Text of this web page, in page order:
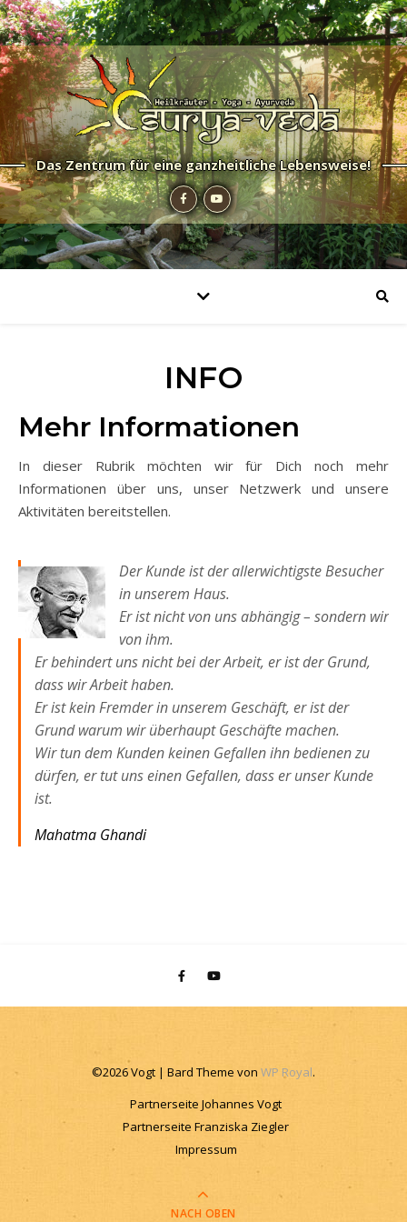
Das Zentrum für eine ganzheitliche Lebensweise!
INFO
Mehr Informationen
In dieser Rubrik möchten wir für Dich noch mehr
Informationen über uns, unser Netzwerk und unsere
Aktivitäten bereitstellen.
Der Kunde ist der allerwichtigste Besucher
in unserem Haus.
Er ist nicht von uns abhängig – sondern wir
von ihm.
Er behindert uns nicht bei der Arbeit, er ist der Grund,
dass wir Arbeit haben.
Er ist kein Fremder in unserem Geschäft, er ist der
Grund warum wir überhaupt Geschäfte machen.
Wir tun dem Kunden keinen Gefallen ihn bedienen zu
dürfen, er tut uns einen Gefallen, dass er unser Kunde
ist.
Mahatma Ghandi
©2026 Vogt | Bard Theme von WP Royal.
Partnerseite Johannes Vogt
Partnerseite Franziska Ziegler
Impressum
NACH OBEN